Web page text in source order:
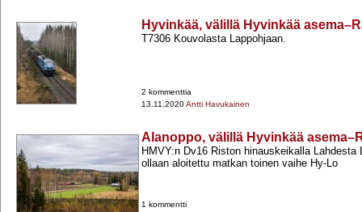
Hyvinkää, välillä Hyvinkää
T7306 Kouvolasta Lappohjaan.
2 kommenttia
13.11.2020Antti Havukainen
Alanoppo, välillä Hyvinkää
HMVY:n Dv16 Riston hinauskeikalla Lahdesta
ollaan aloitettu matkan toinen vaihe Hy-​Lo
1 kommentti